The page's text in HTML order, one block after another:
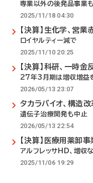
専業以外の後発品事業
2025/11/18 04:30
【決算】生化学、営業
ロイヤルティー減で
2025/11/10 20:25
【決算】科研、一時
27年3月期は増収増益
2026/05/13 23:07
タカラバイオ、構造
遺伝子治療開発も中止
2026/05/13 22:54
【決算】医療用薬卸
アルフレッサHD、増収
2025/11/06 19:29